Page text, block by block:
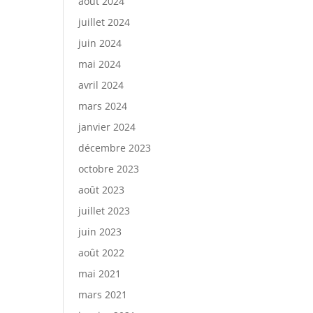
juillet 2024
juin 2024
mai 2024
avril 2024
mars 2024
janvier 2024
décembre 2023
octobre 2023
août 2023
juillet 2023
juin 2023
août 2022
mai 2021
mars 2021